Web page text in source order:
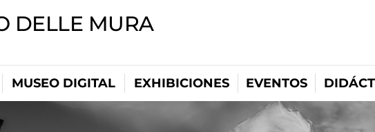
DELLE MURA
MUSEO DIGITAL EXHIBICIONES EVENTOS